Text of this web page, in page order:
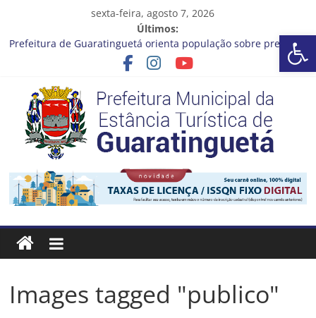
sexta-feira, agosto 7, 2026
Últimos:
Prefeitura de Guaratinguetá orienta população sobre previsão
de ventos fortes e chuva entre os dias 6 e 8 de agosto
Cinema Pontos MIS | Programação de Agosto
Neste sábado (08), a Prefeitura de Guaratinguetá realiza mais
uma edição do programa “Sábado Saúde”
A Operação Cata Bagulho atenderá o seguinte bairro neste
sábado, (08)
Prefeitura
Estância
Turística
Guaratinguetá
Images tagged "publico"